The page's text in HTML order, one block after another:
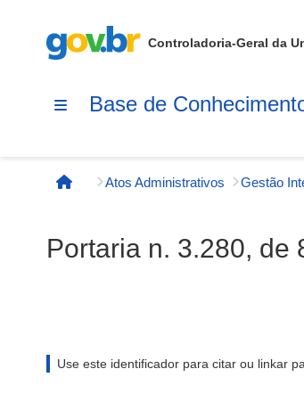
Controladoria-Geral da
Base de
Página inicial
Atos Administrativos Gestão
Portaria n. 3.280, de
Use este identificador para citar ou linkar